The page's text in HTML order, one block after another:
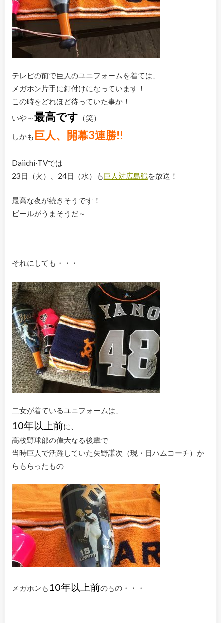
テレビの前で巨人のユニフォームを着ては、
メガホン片手に釘付けになっています！
この時をどれほど待っていた事か！
いや～最高です （笑）
しかも 巨人、開幕3連勝!!
Daiichi-TVでは
23日（火）、24日（水）も巨人対広島戦を放送！
最高な夜が続きそうです！
ビールがうまそうだ～
それにしても・・・
二女が着ているユニフォームは、
10年以上前に、
高校野球部の偉大なる後輩で
当時巨人で活躍していた矢野謙次（現・日ハムコーチ）か
らもらったもの
メガホンも 10年以上前のもの・・・